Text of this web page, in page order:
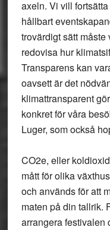
axeln. Vi vill
hållbart
trovärdigt sätt
redovisa hur
Transparens kan
oavsett är det
klimattransparent
konkret för våra
Luger, som också
CO2e, eller
mått för olika
och används för att
maten på din tallrik.
arrangera festivalen